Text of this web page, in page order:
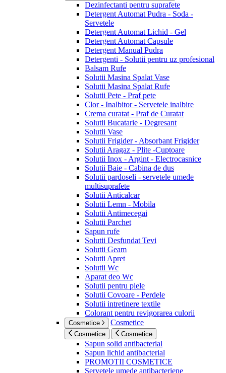
Dezinfectanti pentru suprafete
Detergent Automat Pudra - Soda -
Servetele
Detergent Automat Lichid - Gel
Detergent Automat Capsule
Detergent Manual Pudra
Detergenti - Solutii pentru uz profesional
Balsam Rufe
Solutii Masina Spalat Vase
Solutii Masina Spalat Rufe
Solutii Pete - Praf pete
Clor - Inalbitor - Servetele inalbire
Crema curatat - Praf de Curatat
Solutii Bucatarie - Degresant
Solutii Vase
Solutii Frigider - Absorbant Frigider
Solutii Aragaz - Plite -Cuptoare
Solutii Inox - Argint - Electrocasnice
Solutii Baie - Cabina de dus
Solutii pardoseli - servetele umede
multisuprafete
Solutii Anticalcar
Solutii Lemn - Mobila
Solutii Antimecegai
Solutii Parchet
Sapun rufe
Solutii Desfundat Tevi
Solutii Geam
Solutii Apret
Solutii Wc
Aparat deo Wc
Solutii pentru piele
Solutii Covoare - Perdele
Solutii intretinere textile
Colorant pentru revigorarea culorii
Cosmetice Cosmetice
Cosmetice Cosmetice
Sapun solid antibacterial
Sapun lichid antibacterial
PROMOTII COSMETICE
Servetele umede antibacteriene